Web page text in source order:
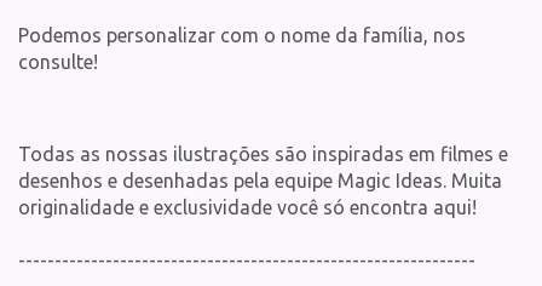
Podemos personalizar com o nome da família, nos
consulte!
Todas as nossas ilustrações são inspiradas em filmes e
desenhos e desenhadas pela equipe Magic Ideas. Muita
originalidade e exclusividade você só encontra aqui!
---------------------------------------------------------------